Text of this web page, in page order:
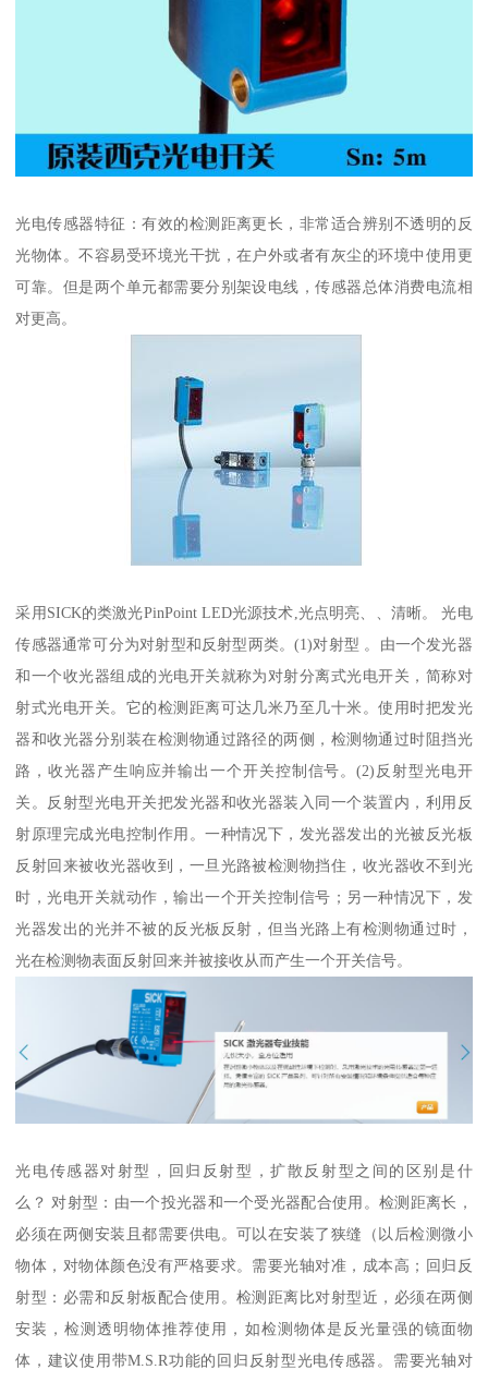
光电传感器特征：有效的检测距离更长，非常适合辨别不透明的反
光物体。不容易受环境光干扰，在户外或者有灰尘的环境中使用更
可靠。但是两个单元都需要分别架设电线，传感器总体消费电流相
对更高。
采用SICK的类激光PinPoint LED光源技术,光点明亮、、清晰。 光电
传感器通常可分为对射型和反射型两类。(1)对射型 。由一个发光器
和一个收光器组成的光电开关就称为对射分离式光电开关，简称对
射式光电开关。它的检测距离可达几米乃至几十米。使用时把发光
器和收光器分别装在检测物通过路径的两侧，检测物通过时阻挡光
路，收光器产生响应并输出一个开关控制信号。(2)反射型光电开
关。反射型光电开关把发光器和收光器装入同一个装置内，利用反
射原理完成光电控制作用。一种情况下，发光器发出的光被反光板
反射回来被收光器收到，一旦光路被检测物挡住，收光器收不到光
时，光电开关就动作，输出一个开关控制信号；另一种情况下，发
光器发出的光并不被的反光板反射，但当光路上有检测物通过时，
光在检测物表面反射回来并被接收从而产生一个开关信号。
光电传感器对射型，回归反射型，扩散反射型之间的区别是什
么？ 对射型：由一个投光器和一个受光器配合使用。检测距离长，
必须在两侧安装且都需要供电。可以在安装了狭缝（以后检测微小
物体，对物体颜色没有严格要求。需要光轴对准，成本高；回归反
射型：必需和反射板配合使用。检测距离比对射型近，必须在两侧
安装，检测透明物体推荐使用，如检测物体是反光量强的镜面物
体，建议使用带M.S.R功能的回归反射型光电传感器。需要光轴对